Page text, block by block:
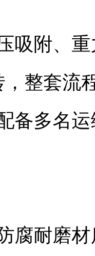
吸附、
整套流
备多名
腐耐磨